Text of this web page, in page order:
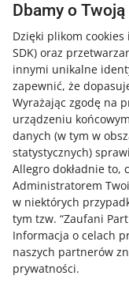
Dbamy o
Dzięki plikom
SDK) oraz
innymi unikalne
zapewnić, że
Wyrażając zgodę na
urządzeniu
danych (w tym w
statystycznych)
Allegro dokładnie to,
Administratorem
w niektórych
tym tzw. “Zaufani
Informacja o celach
naszych partnerów
prywatności.
zdecydujemy o
i zakupów alkoholu
Jak oceniasz te
0 - Porażka
0 1 2
Potrzebujesz